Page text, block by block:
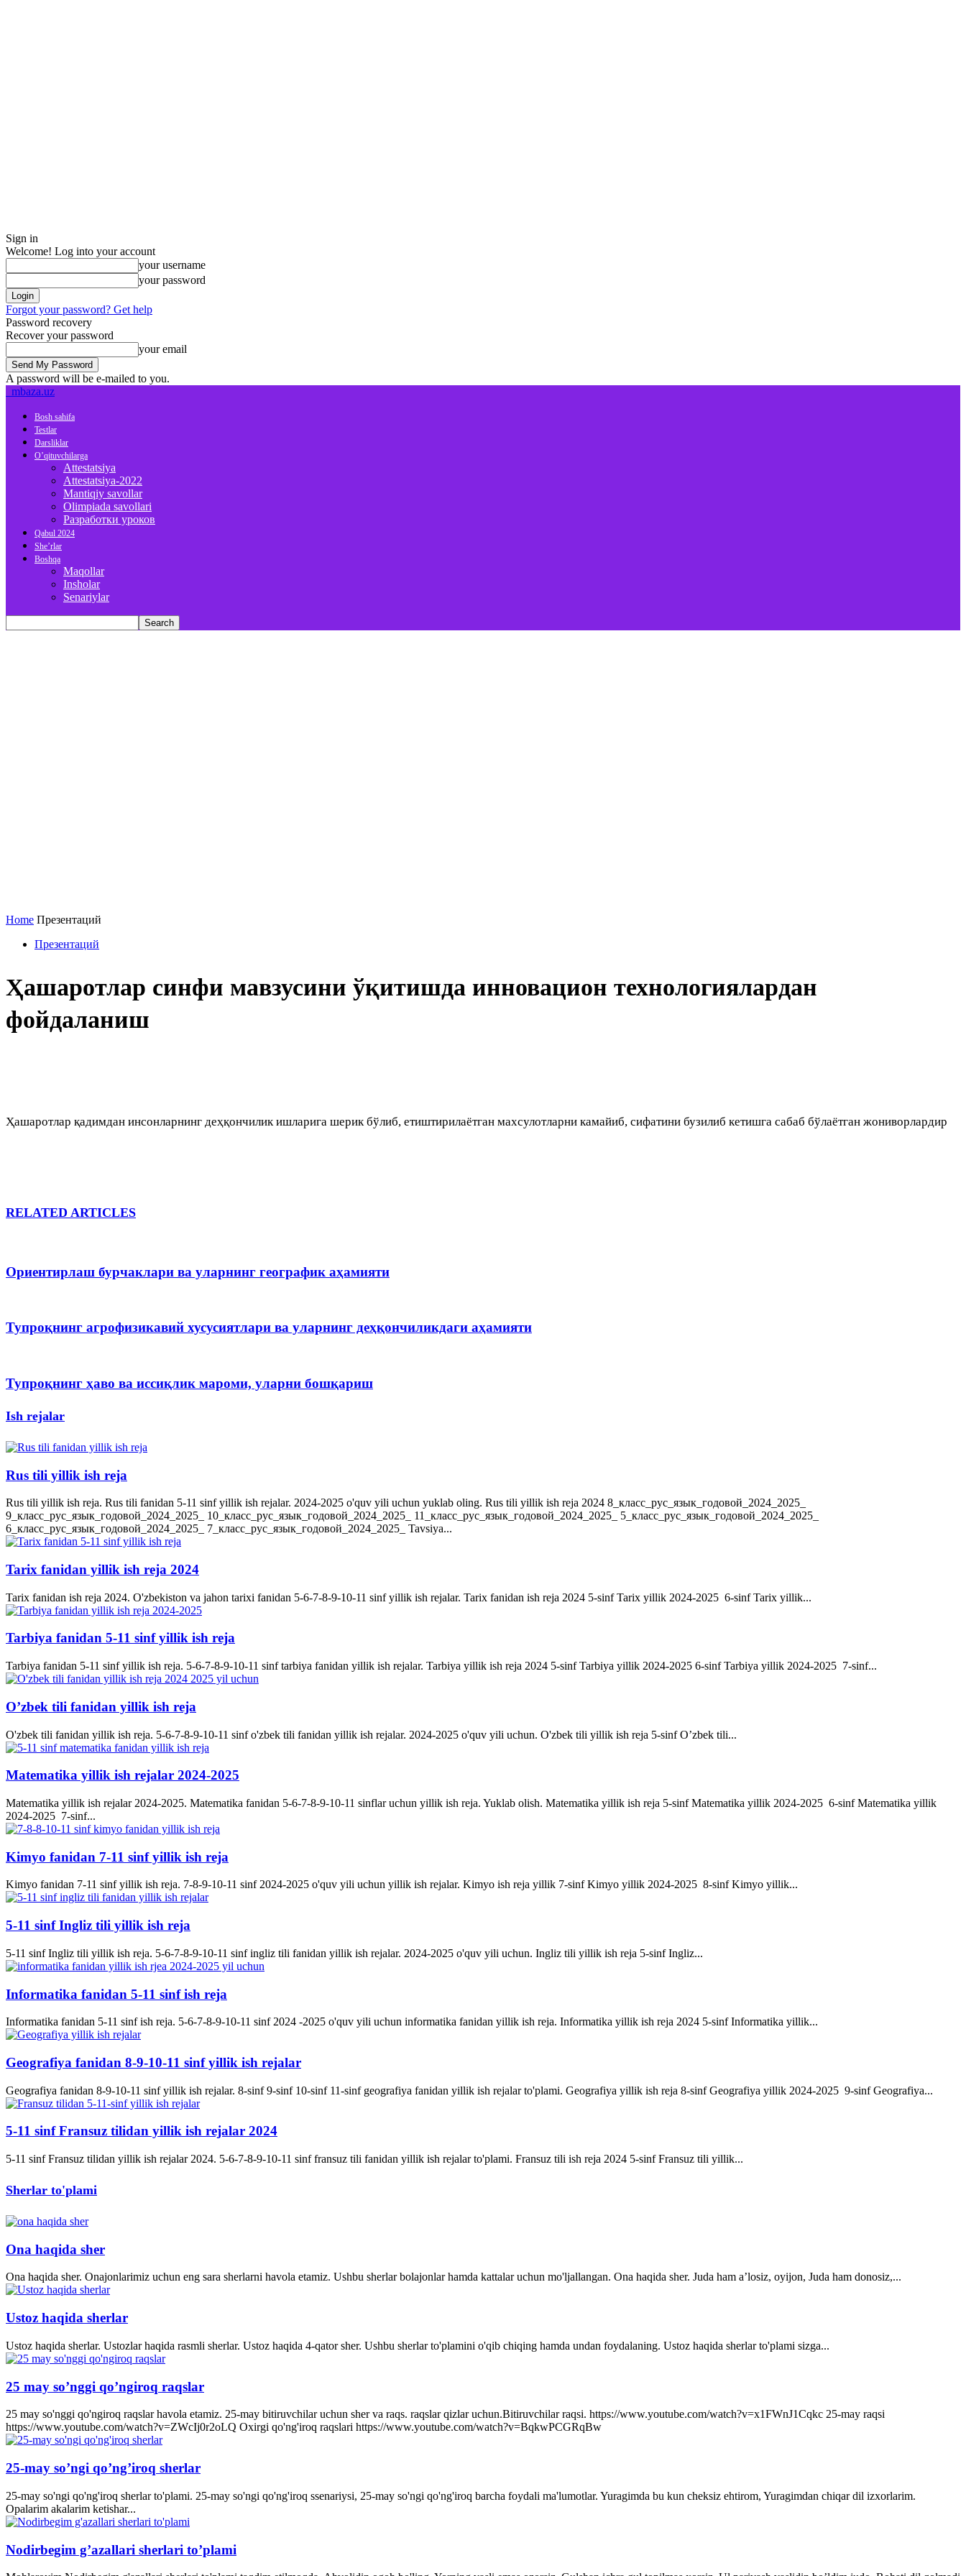
Sign in
Welcome! Log into your account
your username
your password
Forgot your password? Get help
Password recovery
Recover your password
your email
A password will be e-mailed to you.
mbaza.uz
Bosh sahifa
Testlar
Darsliklar
O’qituvchilarga
Attestatsiya
Attestatsiya-2022
Mantiqiy savollar
Olimpiada savollari
Разработки уроков
Qabul 2024
She’rlar
Boshqa
Maqollar
Insholar
Senariylar
Home Презентаций
Презентаций
Ҳашаротлар синфи мавзусини ўқитишда инновацион технологиялардан
фойдаланиш
Ҳашаротлар қадимдан инсонларнинг деҳқончилик ишларига шерик бўлиб, етиштирилаётган махсулотларни камайиб, сифатини бузилиб кетишга сабаб бўлаётган жониворлардир
RELATED ARTICLES
Ориентирлаш бурчаклари ва уларнинг географик аҳамияти
Тупроқнинг агрофизикавий хусусиятлари ва уларнинг деҳқончиликдаги аҳамияти
Тупроқнинг ҳаво ва иссиқлик мароми, уларни бошқариш
Ish rejalar
Rus tili yillik ish reja
Rus tili yillik ish reja. Rus tili fanidan 5-11 sinf yillik ish rejalar. 2024-2025 o'quv yili uchun yuklab oling. Rus tili yillik ish reja 2024 8_класс_рус_язык_годовой_2024_2025_
9_класс_рус_язык_годовой_2024_2025_ 10_класс_рус_язык_годовой_2024_2025_ 11_класс_рус_язык_годовой_2024_2025_ 5_класс_рус_язык_годовой_2024_2025_
6_класс_рус_язык_годовой_2024_2025_ 7_класс_рус_язык_годовой_2024_2025_ Tavsiya...
Tarix fanidan yillik ish reja 2024
Tarix fanidan ish reja 2024. O'zbekiston va jahon tarixi fanidan 5-6-7-8-9-10-11 sinf yillik ish rejalar. Tarix fanidan ish reja 2024 5-sinf Tarix yillik 2024-2025 6-sinf Tarix yillik...
Tarbiya fanidan 5-11 sinf yillik ish reja
Tarbiya fanidan 5-11 sinf yillik ish reja. 5-6-7-8-9-10-11 sinf tarbiya fanidan yillik ish rejalar. Tarbiya yillik ish reja 2024 5-sinf Tarbiya yillik 2024-2025 6-sinf Tarbiya yillik 2024-2025 7-sinf...
O’zbek tili fanidan yillik ish reja
O'zbek tili fanidan yillik ish reja. 5-6-7-8-9-10-11 sinf o'zbek tili fanidan yillik ish rejalar. 2024-2025 o'quv yili uchun. O'zbek tili yillik ish reja 5-sinf O’zbek tili...
Matematika yillik ish rejalar 2024-2025
Matematika yillik ish rejalar 2024-2025. Matematika fanidan 5-6-7-8-9-10-11 sinflar uchun yillik ish reja. Yuklab olish. Matematika yillik ish reja 5-sinf Matematika yillik 2024-2025 6-sinf Matematika yillik
2024-2025 7-sinf...
Kimyo fanidan 7-11 sinf yillik ish reja
Kimyo fanidan 7-11 sinf yillik ish reja. 7-8-9-10-11 sinf 2024-2025 o'quv yili uchun yillik ish rejalar. Kimyo ish reja yillik 7-sinf Kimyo yillik 2024-2025 8-sinf Kimyo yillik...
5-11 sinf Ingliz tili yillik ish reja
5-11 sinf Ingliz tili yillik ish reja. 5-6-7-8-9-10-11 sinf ingliz tili fanidan yillik ish rejalar. 2024-2025 o'quv yili uchun. Ingliz tili yillik ish reja 5-sinf Ingliz...
Informatika fanidan 5-11 sinf ish reja
Informatika fanidan 5-11 sinf ish reja. 5-6-7-8-9-10-11 sinf 2024 -2025 o'quv yili uchun informatika fanidan yillik ish reja. Informatika yillik ish reja 2024 5-sinf Informatika yillik...
Geografiya fanidan 8-9-10-11 sinf yillik ish rejalar
Geografiya fanidan 8-9-10-11 sinf yillik ish rejalar. 8-sinf 9-sinf 10-sinf 11-sinf geografiya fanidan yillik ish rejalar to'plami. Geografiya yillik ish reja 8-sinf Geografiya yillik 2024-2025 9-sinf Geografiya...
5-11 sinf Fransuz tilidan yillik ish rejalar 2024
5-11 sinf Fransuz tilidan yillik ish rejalar 2024. 5-6-7-8-9-10-11 sinf fransuz tili fanidan yillik ish rejalar to'plami. Fransuz tili ish reja 2024 5-sinf Fransuz tili yillik...
Sherlar to'plami
Ona haqida sher
Ona haqida sher. Onajonlarimiz uchun eng sara sherlarni havola etamiz. Ushbu sherlar bolajonlar hamda kattalar uchun mo'ljallangan. Ona haqida sher. Juda ham a’losiz, oyijon, Juda ham donosiz,...
Ustoz haqida sherlar
Ustoz haqida sherlar. Ustozlar haqida rasmli sherlar. Ustoz haqida 4-qator sher. Ushbu sherlar to'plamini o'qib chiqing hamda undan foydalaning. Ustoz haqida sherlar to'plami sizga...
25 may so’nggi qo’ngiroq raqslar
25 may so'nggi qo'ngiroq raqslar havola etamiz. 25-may bitiruvchilar uchun sher va raqs. raqslar qizlar uchun.Bitiruvchilar raqsi. https://www.youtube.com/watch?v=x1FWnJ1Cqkc 25-may raqsi
https://www.youtube.com/watch?v=ZWcIj0r2oLQ Oxirgi qo'ng'iroq raqslari https://www.youtube.com/watch?v=BqkwPCGRqBw
25-may so’ngi qo’ng’iroq sherlar
25-may so'ngi qo'ng'iroq sherlar to'plami. 25-may so'ngi qo'ng'iroq ssenariysi, 25-may so'ngi qo'ng'iroq barcha foydali ma'lumotlar. Yuragimda bu kun cheksiz ehtirom, Yuragimdan chiqar dil izxorlarim.
Opalarim akalarim ketishar...
Nodirbegim g’azallari sherlari to’plami